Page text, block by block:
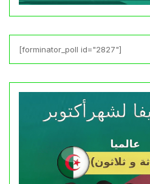
[forminator_poll id="2827"]